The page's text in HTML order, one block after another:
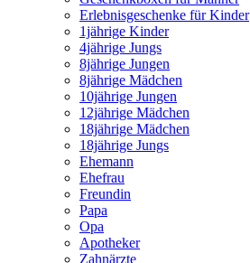
Erlebnisgeschenke für Kinder
1jährige Kinder
4jährige Jungs
8jährige Jungen
8jährige Mädchen
10jährige Jungen
12jährige Mädchen
18jährige Mädchen
18jährige Jungs
Ehemann
Ehefrau
Freundin
Papa
Opa
Apotheker
Zahnärzte